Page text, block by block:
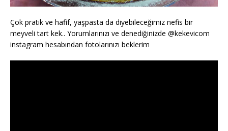
Çok pratik ve hafif, yaşpasta da diyebileceğimiz nefis bir
meyveli tart kek.. Yorumlarınızı ve denediğinizde @kekevicom
instagram hesabından fotolarınızı beklerim